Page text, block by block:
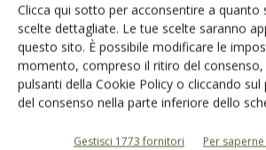
Clicca qui sotto per acconsentire a quanto
scelte dettagliate. Le tue scelte saranno
questo sito. È possibile modificare le
momento, compreso il ritiro del consenso,
pulsanti della Cookie Policy o cliccando
del consenso nella parte inferiore dello
Gestisci 1773 fornitori Per
Rimani aggiornato sul
dell’agricoltura